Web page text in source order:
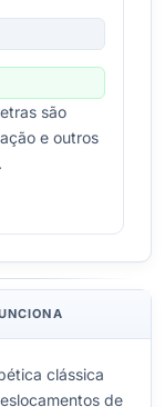
são
e outros
clássica
de